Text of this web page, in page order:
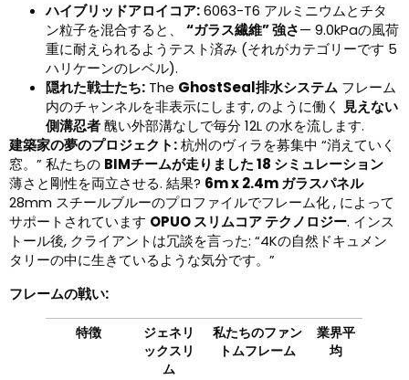
ハイブリッドアロイコア:6063-T6 アルミニウムとチタ
ン粒子を混合すると、 “ガラス繊維” 強さ— 9.0kPaの風荷
重に耐えられるようテスト済み (それがカテゴリーです 5
ハリケーンのレベル).
隠れた戦士たち: The GhostSeal排水システム フレーム
内のチャンネルを非表示にします, のように働く 見えない
側溝忍者醜い外部溝なしで毎分 12L の水を流します.
建築家の夢のプロジェクト:杭州のヴィラを募集中 “消えていく
窓。” 私たちの BIMチームが走りました 18 シミュレーション
薄さと剛性を両立させる. 結果? 6m x 2.4m ガラスパネル
28mm スチールブルーのプロファイルでフレーム化 , によって
サポートされています OPUO スリムコア テクノロジー. インス
トール後, クライアントは冗談を言った: “4Kの自然ドキュメン
タリーの中に生きているような気分です。”
フレームの戦い:
特徴
ジェネリ
ックスリ
ム
私たちのファン
トムフレーム
業界平
均